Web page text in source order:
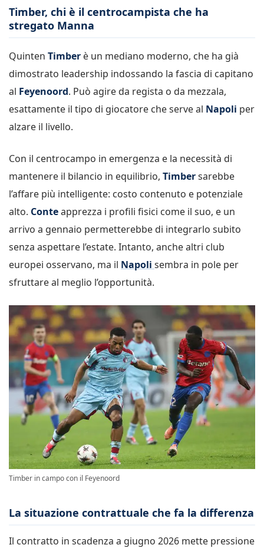
Timber, chi è il centrocampista che ha
stregato Manna
Quinten Timber è un mediano moderno, che ha già
dimostrato leadership indossando la fascia di capitano
al Feyenoord. Può agire da regista o da mezzala,
esattamente il tipo di giocatore che serve al Napoli per
alzare il livello.
Con il centrocampo in emergenza e la necessità di
mantenere il bilancio in equilibrio, Timbersarebbe
l’affare più intelligente: costo contenuto e potenziale
alto. Conteapprezza i profili fisici come il suo, e un
arrivo a gennaio permetterebbe di integrarlo subito
senza aspettare l’estate. Intanto, anche altri club
europei osservano, ma il Napoli sembra in pole per
sfruttare al meglio l’opportunità.
Timber in campo con il Feyenoord
La situazione contrattuale che fa la differenza
Il contratto in scadenza a giugno 2026 mette pressione